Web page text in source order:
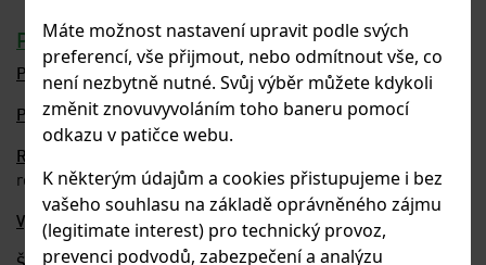
Máte možnost nastavení upravit podle svých
preferencí, vše přijmout, nebo odmítnout vše, co
není nezbytně nutné. Svůj výběr můžete kdykoli
změnit znovuvyvoláním toho baneru pomocí
odkazu v patičce webu.
K některým údajům a cookies přistupujeme i bez
vašeho souhlasu na základě oprávněného zájmu
(legitimate interest) pro technický provoz,
prevenci podvodů, zabezpečení a analýzu
Popis produktu:
Průměr drátu: 5 mm, tolerance ± 0,2 mm
Povrchová úprava:Zn + RAL7016
Rozměr oka:
rozměr oka 50 mm
Výška panelu: 830, 1030, 1230, 1530, 1730, 2030 mm